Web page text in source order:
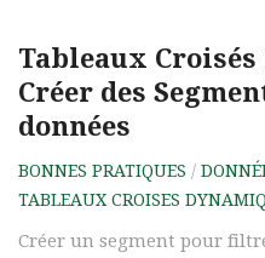
Tableaux
Créer des
données
BONNES PRATIQUES /
TABLEAUX CROISES
Créer un segment pour